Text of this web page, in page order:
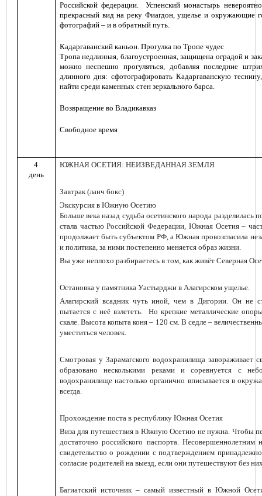
Российской федерации.
Успенский монастырь
прекрасный вид на реку Фиагдон, ущелье и окружающие
фотографий – и в обратный путь.
Кадаргаванский каньон. Прогулка по Тропе чудес
Тропа недлинная, благоустроенная, защищена оградой и
можно неспешно прогуляться, добавляя последние
длинного дня: сфотографировать Кадаргаванскую
найти среди каменных стен зеркального барса.
Возвращение во Владикавказ
Свободное время
4
день
ЮЖНАЯ ОСЕТИЯ: НЕИЗВЕДАННАЯ ЗЕМЛЯ
Завтрак (ланч бокс)
Экскурсия в Южную Осетию
Больше века назад судьба осетинского народа
стала частью Российской Федерации, Южная Осетия –
продолжает быть субъектом РФ, а Южная провозгласила
и политика, за ними постепенно меняется образ жизни.
Вы уже неплохо разбираетесь в том, как живёт Северная
Остановка у памятника Уастырджи в Алагирском ущелье.
Алагирский всадник чуть иной, чем в Дигории. Он не
пытается с неё взлететь.
Но крепкие металлические
скале. Высота копыта коня – 120 см. В седле –
уместиться человек.
Смотровая у Зарамагского водохранилища завораживает
образовано несколькими реками и соревнуется с
водохранилище настолько органично вписывается в
всегда.
Прохождение поста в республику Южная Осетия
Виза для путешествия в Южную Осетию не нужна. Чтобы
достаточно российского паспорта.
свидетельство о рождении с подтверждением
согласие родителей на выезд, если они путешествуют без
Багиатский источник– самый известный в Южной